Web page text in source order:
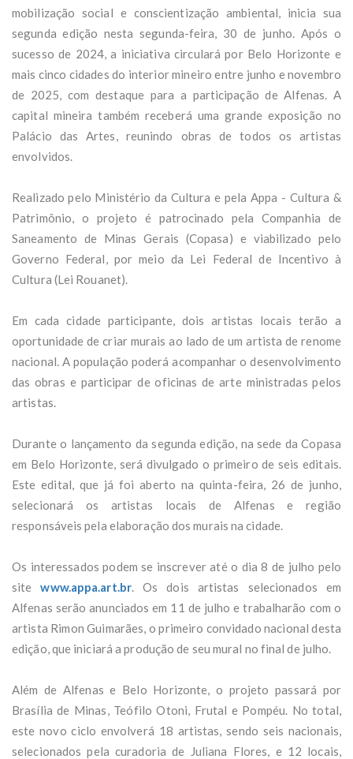
mobilização social e conscientização ambiental, inicia sua
segunda edição nesta segunda-feira, 30 de junho. Após o
sucesso de 2024, a iniciativa circulará por Belo Horizonte e
mais cinco cidades do interior mineiro entre junho e novembro
de 2025, com destaque para a participação de Alfenas. A
capital mineira também receberá uma grande exposição no
Palácio das Artes, reunindo obras de todos os artistas
envolvidos.
Realizado pelo Ministério da Cultura e pela Appa - Cultura &
Patrimônio, o projeto é patrocinado pela Companhia de
Saneamento de Minas Gerais (Copasa) e viabilizado pelo
Governo Federal, por meio da Lei Federal de Incentivo à
Cultura (Lei Rouanet).
Em cada cidade participante, dois artistas locais terão a
oportunidade de criar murais ao lado de um artista de renome
nacional. A população poderá acompanhar o desenvolvimento
das obras e participar de oficinas de arte ministradas pelos
artistas.
Durante o lançamento da segunda edição, na sede da Copasa
em Belo Horizonte, será divulgado o primeiro de seis editais.
Este edital, que já foi aberto na quinta-feira, 26 de junho,
selecionará os artistas locais de Alfenas e região
responsáveis pela elaboração dos murais na cidade.
Os interessados podem se inscrever até o dia 8 de julho pelo
sitewww.appa.art.br. Os dois artistas selecionados em
Alfenas serão anunciados em 11 de julho e trabalharão com o
artista Rimon Guimarães, o primeiro convidado nacional desta
edição, que iniciará a produção de seu mural no final de julho.
Além de Alfenas e Belo Horizonte, o projeto passará por
Brasília de Minas, Teófilo Otoni, Frutal e Pompéu. No total,
este novo ciclo envolverá 18 artistas, sendo seis nacionais,
selecionados pela curadoria de Juliana Flores, e 12 locais,